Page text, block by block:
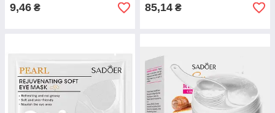
9,46 ₴ 85,14 ₴